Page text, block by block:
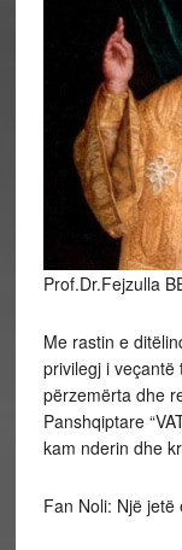
Prof.Dr.Fejzulla
Me rastin e
privilegj i
përzemërta dhe
Panshqiptare
kam nderin dhe
Fan Noli: Një